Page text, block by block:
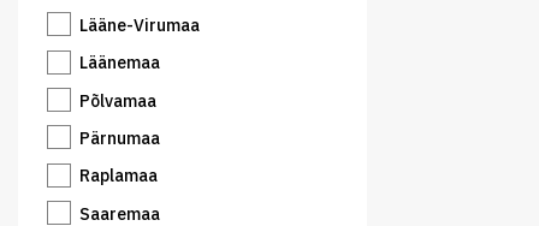
Lääne-Virumaa
Läänemaa
Põlvamaa
Pärnumaa
Raplamaa
Saaremaa